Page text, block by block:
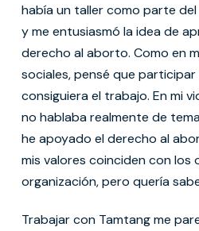
había un taller como parte
y me entusiasmó la idea de
derecho al aborto. Como en
sociales, pensé que
consiguiera el trabajo. En mi
no hablaba realmente de
he apoyado el derecho al
mis valores coinciden con los
organización, pero quería
Trabajar con Tamtang me